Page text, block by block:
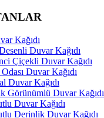
Kağıdı
Duvar Kağıdı
Çiçekli Duvar Kağıdı
Duvar Kağıdı
Duvar Kağıdı
Görünümlü Duvar Kağıdı
Duvar Kağıdı
Derinlik Duvar Kağıdı